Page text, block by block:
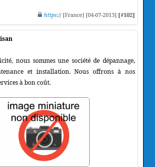
https:// [France] [04-07-2013] [#102]
nous sommes une société de dépannage,
et installation. Nous offrons à nos
à bon coût.